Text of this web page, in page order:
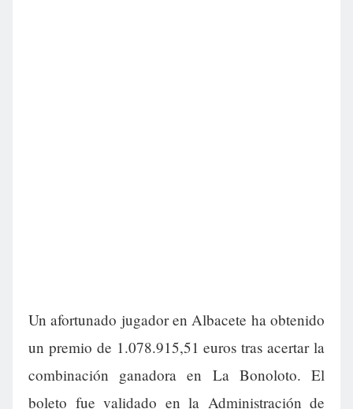
Un afortunado jugador en Albacete ha obtenido
un premio de 1.078.915,51 euros tras acertar la
combinación ganadora en La Bonoloto. El
boleto fue validado en la Administración de